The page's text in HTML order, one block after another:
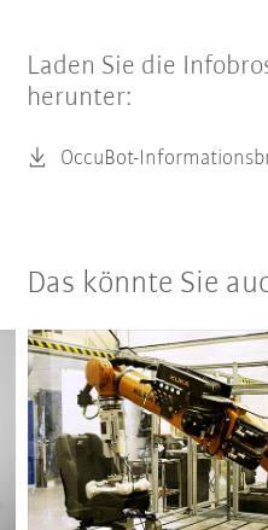
Laden Sie die
herunter:
OccuBot-
Das könnte Sie